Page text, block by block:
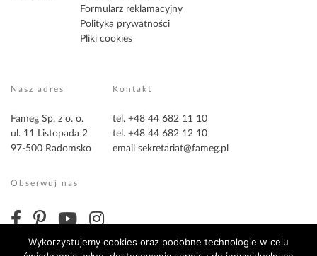
Formularz reklamacyjny
Polityka prywatności
Pliki cookies
Nasz adres
Fameg Sp. z o. o.
ul. 11 Listopada 2
97-500 Radomsko
Kontakt
tel. +48 44 682 11 10
tel. +48 44 682 12 10
email sekretariat@fameg.pl
Obserwuj nas
Wykorzystujemy cookies oraz podobne technologie w celu